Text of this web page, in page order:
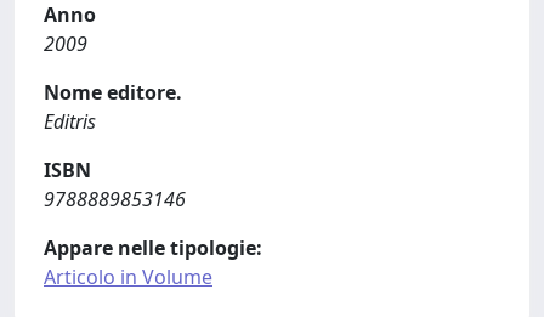
Anno
2009
Nome editore.
Editris
ISBN
9788889853146
Appare nelle tipologie:
Articolo in Volume